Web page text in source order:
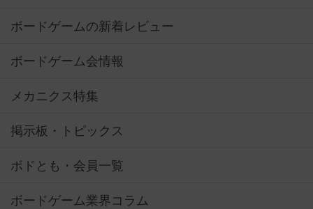
ボードゲームの新着レビュー
ボードゲーム会情報
メカニクス特集
掲示板・トピックス
ボドとも・会員一覧
ボードゲーム業界コラム